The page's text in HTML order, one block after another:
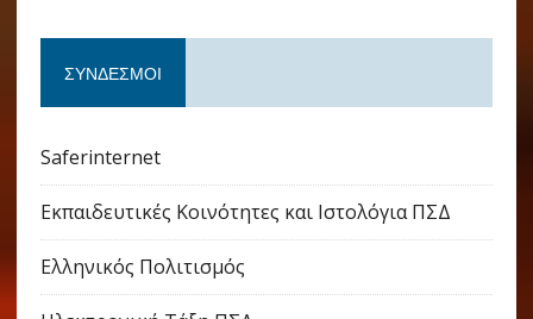
ΣΎΝΔΕΣΜΟΙ
Saferinternet
Εκπαιδευτικές Κοινότητες και Ιστολόγια ΠΣΔ
Ελληνικός Πολιτισμός